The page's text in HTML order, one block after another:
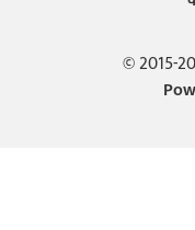
© 2015-